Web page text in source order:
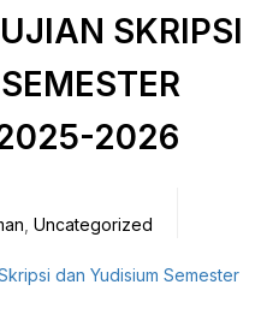
SKRIPSI
2026
Uncategorized
dan Yudisium Semester